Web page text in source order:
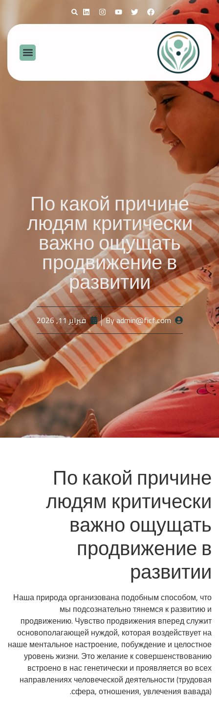
По какой причине
людям критически
важно ощущать
продвижение в
развитии
Byadmin@ficf.com فبراير 11, 2026
По какой причине
людям критически
важно ощущать
продвижение в
развитии
Наша природа организована подобным способом, что
мы подсознательно тянемся к развитию и
продвижению. Чувство продвижения вперед служит
основополагающей нуждой, которая воздействует на
наше ментальное настроение, побуждение и целостное
уровень жизни. Это желание к совершенствованию
встроено в нас генетически и проявляется во всех
направлениях человеческой деятельности (трудовая
сфера, отношения, увлечения вавада).